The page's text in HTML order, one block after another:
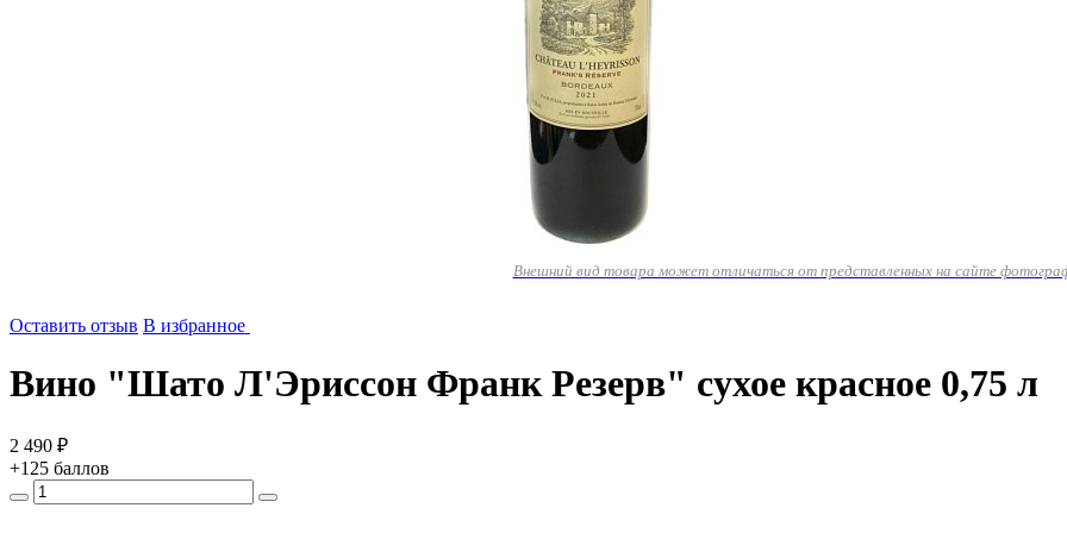
Внешний вид товара может отличаться от представленных на сайте
Оставить отзыв В избранное
Вино "Шато Л'Эриссон Франк Резерв" сухое красное 0,75 л
2 490 ₽
+125 баллов